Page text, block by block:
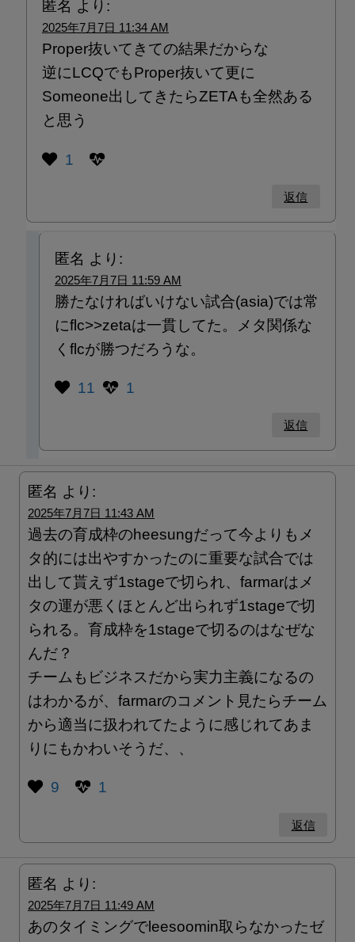
匿名 より:
2025年7月7日 11:34 AM
Proper抜いてきての結果だからな
逆にLCQでもProper抜いて更に
Someone出してきたらZETAも全然ある
と思う
1
返信
匿名 より:
2025年7月7日 11:59 AM
勝たなければいけない試合(asia)では常
にflc>>zetaは一貫してた。メタ関係な
くflcが勝つだろうな。
11 1
返信
匿名 より:
2025年7月7日 11:43 AM
過去の育成枠のheesungだって今よりもメ
タ的には出やすかったのに重要な試合では
出して貰えず1stageで切られ、farmarはメ
タの運が悪くほとんど出られず1stageで切
られる。育成枠を1stageで切るのはなぜな
んだ？
チームもビジネスだから実力主義になるの
はわかるが、farmarのコメント見たらチーム
から適当に扱われてたように感じれてあま
りにもかわいそうだ、、
9 1
返信
匿名 より:
2025年7月7日 11:49 AM
あのタイミングでleesoomin取らなかったゼ